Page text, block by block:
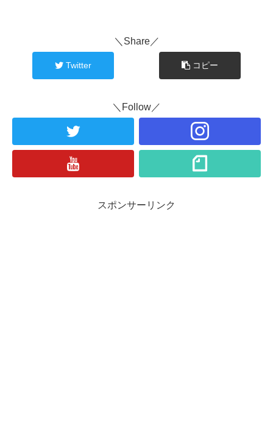
＼Share／
Twitter コピー
＼Follow／
スポンサーリンク